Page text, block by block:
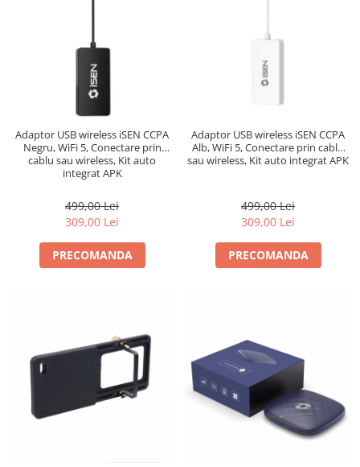
Adaptor USB wireless iSEN CCPA
Negru, WiFi 5, Conectare prin
cablu sau wireless, Kit auto
integrat APK
499,00 Lei
309,00 Lei
PRECOMANDA
Adaptor USB wireless iSEN CCPA
Alb, WiFi 5, Conectare prin cablu
sau wireless, Kit auto integrat APK
499,00 Lei
309,00 Lei
PRECOMANDA